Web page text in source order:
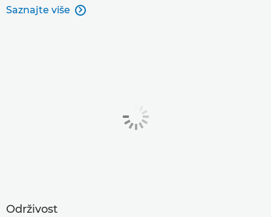
Saznajte više 
Održivost